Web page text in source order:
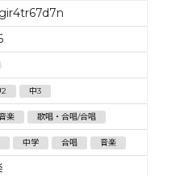
中3
音楽 歌唱・合唱/合唱
中学 合唱 音楽